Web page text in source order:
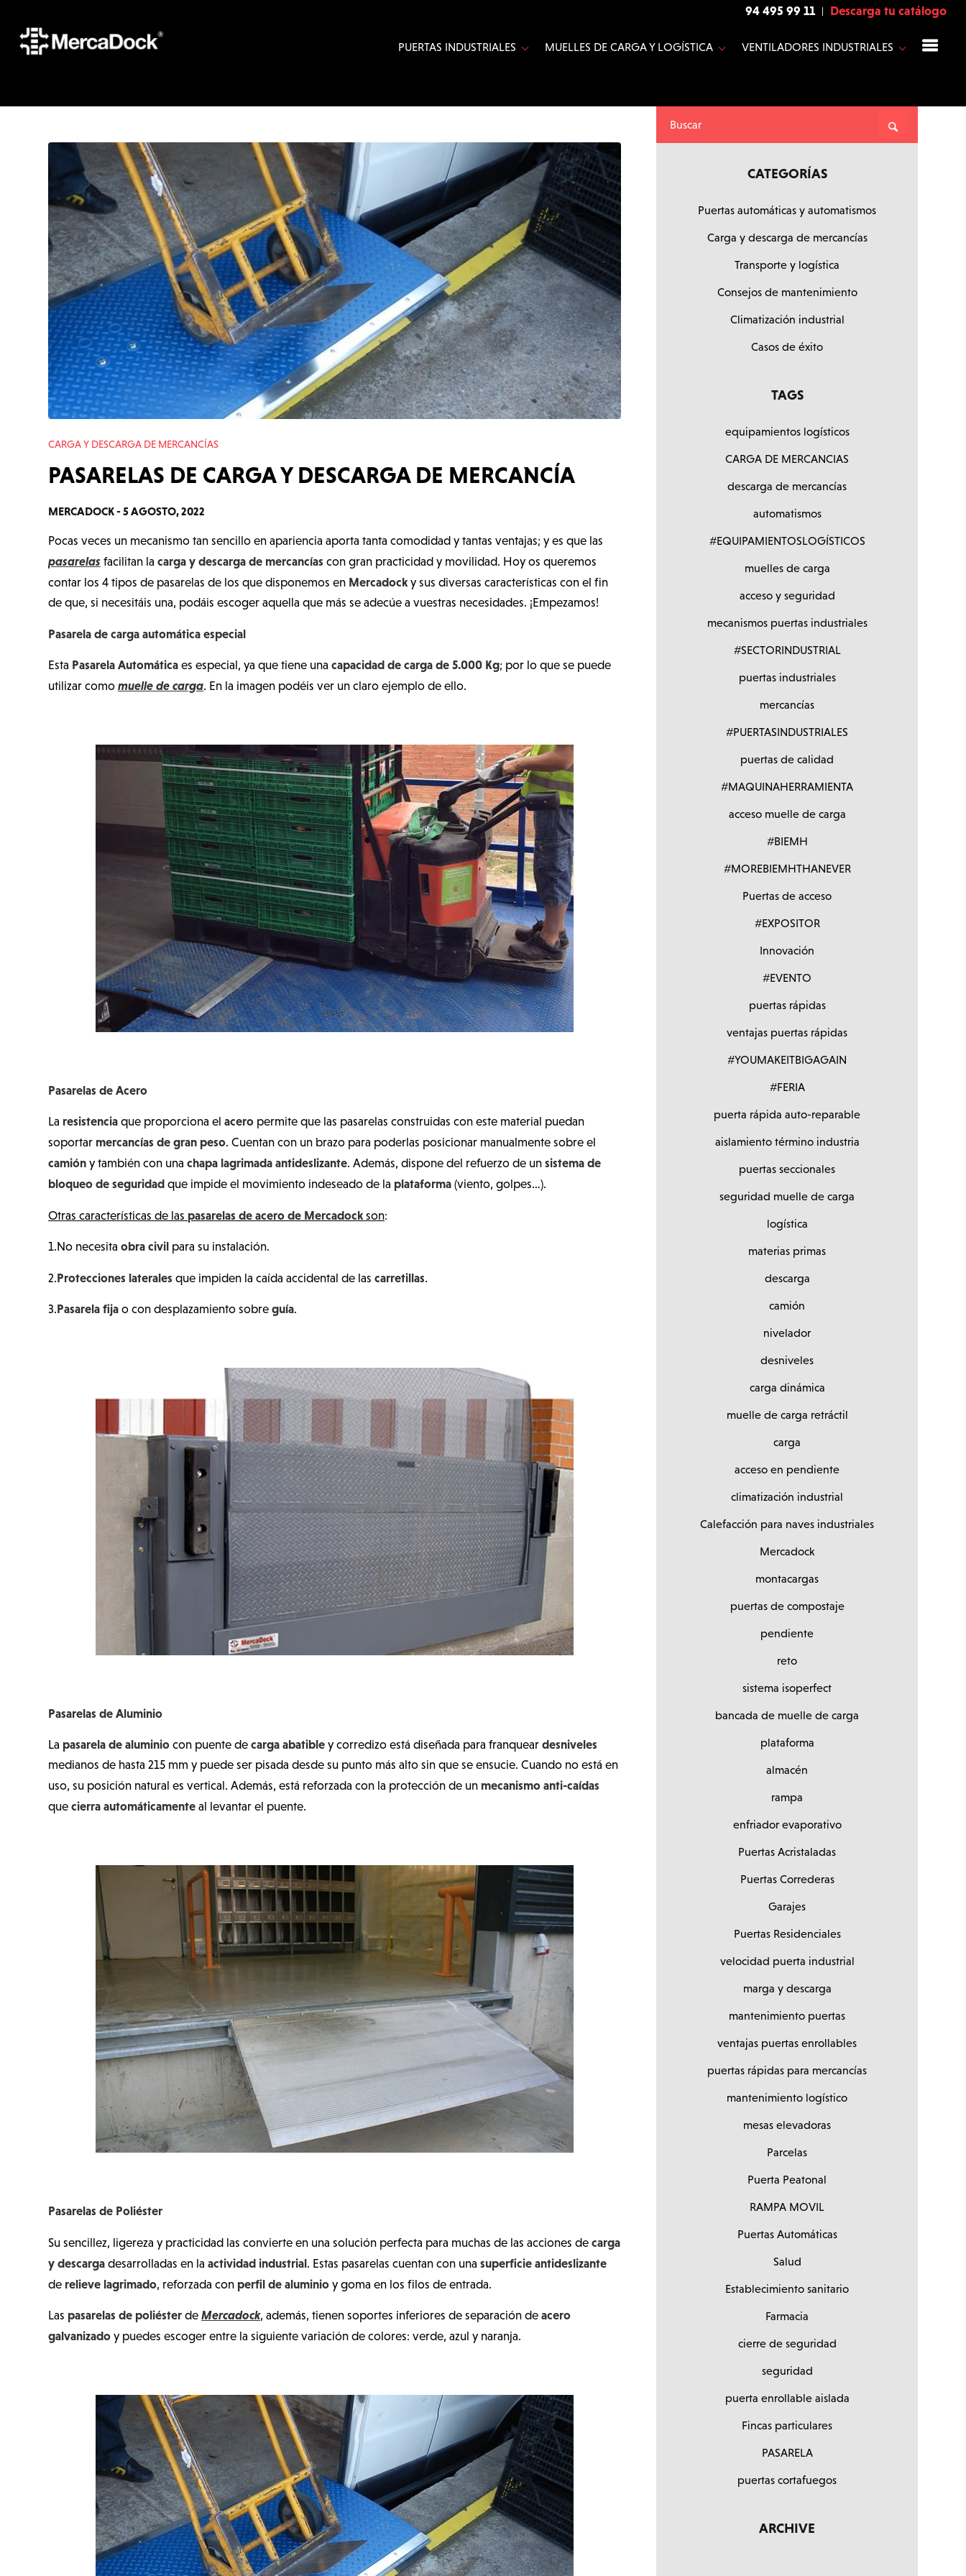
94 495 99 11 Descarga tu catálogo
PUERTAS INDUSTRIALES MUELLES DE CARGA Y LOGÍSTICA VENTILADORES INDUSTRIALES
CARGA Y DESCARGA DE MERCANCÍAS
PASARELAS DE CARGA Y DESCARGA DE MERCANCÍA
MERCADOCK -5 AGOSTO, 2022
Pocas veces un mecanismo tan sencillo en apariencia aporta tanta comodidad y tantas ventajas; y es que las
pasarelas facilitan la carga y descarga de mercancías con gran practicidad y movilidad. Hoy os queremos
contar los 4 tipos de pasarelas de los que disponemos en Mercadock y sus diversas características con el fin
de que, si necesitáis una, podáis escoger aquella que más se adecúe a vuestras necesidades. ¡Empezamos!
Pasarela de carga automática especial
Esta Pasarela Automática es especial, ya que tiene una capacidad de carga de 5.000 Kg; por lo que se puede
utilizar como muelle de carga. En la imagen podéis ver un claro ejemplo de ello.
Pasarelas de Acero
La resistencia que proporciona el acero permite que las pasarelas construidas con este material puedan
soportar mercancías de gran peso. Cuentan con un brazo para poderlas posicionar manualmente sobre el
camión y también con una chapa lagrimada antideslizante. Además, dispone del refuerzo de un sistema de
bloqueo de seguridad que impide el movimiento indeseado de la plataforma (viento, golpes…).
Otras características de las pasarelas de acero de Mercadock son:
1.No necesita obra civil para su instalación.
2.Protecciones laterales que impiden la caída accidental de las carretillas.
3.Pasarela fija o con desplazamiento sobre guía.
Pasarelas de Aluminio
La pasarela de aluminio con puente de carga abatible y corredizo está diseñada para franquear desniveles
medianos de hasta 215 mm y puede ser pisada desde su punto más alto sin que se ensucie. Cuando no está en
uso, su posición natural es vertical. Además, está reforzada con la protección de un mecanismo anti-caídas
que cierra automáticamente al levantar el puente.
Pasarelas de Poliéster
Su sencillez, ligereza y practicidad las convierte en una solución perfecta para muchas de las acciones de carga
y descarga desarrolladas en la actividad industrial. Estas pasarelas cuentan con una superficie antideslizante
de relieve lagrimado, reforzada con perfil de aluminio y goma en los filos de entrada.
Las pasarelas de poliéster de Mercadock, además, tienen soportes inferiores de separación de acero
galvanizado y puedes escoger entre la siguiente variación de colores: verde, azul y naranja.
CATEGORÍAS
Puertas automáticas y automatismos
Carga y descarga de mercancías
Transporte y logística
Consejos de mantenimiento
Climatización industrial
Casos de éxito
TAGS
equipamientos logísticos
CARGA DE MERCANCIAS
descarga de mercancías
automatismos
#EQUIPAMIENTOSLOGÍSTICOS
muelles de carga
acceso y seguridad
mecanismos puertas industriales
#SECTORINDUSTRIAL
puertas industriales
mercancías
#PUERTASINDUSTRIALES
puertas de calidad
#MAQUINAHERRAMIENTA
acceso muelle de carga
#BIEMH
#MOREBIEMHTHANEVER
Puertas de acceso
#EXPOSITOR
Innovación
#EVENTO
puertas rápidas
ventajas puertas rápidas
#YOUMAKEITBIGAGAIN
#FERIA
puerta rápida auto-reparable
aislamiento término industria
puertas seccionales
seguridad muelle de carga
logística
materias primas
descarga
camión
nivelador
desniveles
carga dinámica
muelle de carga retráctil
carga
acceso en pendiente
climatización industrial
Calefacción para naves industriales
Mercadock
montacargas
puertas de compostaje
pendiente
reto
sistema isoperfect
bancada de muelle de carga
plataforma
almacén
rampa
enfriador evaporativo
Puertas Acristaladas
Puertas Correderas
Garajes
Puertas Residenciales
velocidad puerta industrial
marga y descarga
mantenimiento puertas
ventajas puertas enrollables
puertas rápidas para mercancías
mantenimiento logístico
mesas elevadoras
Parcelas
Puerta Peatonal
RAMPA MOVIL
Puertas Automáticas
Salud
Establecimiento sanitario
Farmacia
cierre de seguridad
seguridad
puerta enrollable aislada
Fincas particulares
PASARELA
puertas cortafuegos
ARCHIVE